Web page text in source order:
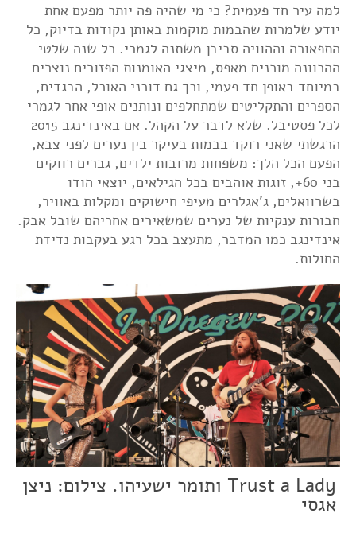
למה עיר חד פעמית? כי מי שהיה פה יותר מפעם אחת
יודע שלמרות שהבמות מוקמות באותן נקודות בדיוק, כל
התפאורה וההוויה סביבן משתנה לגמרי. כל שנה שלטי
ההכוונה מוכנים מאפס, מיצגי האומנות הפזורים נוצרים
במיוחד באופן חד פעמי, וכך גם דוכני האוכל, הבגדים,
הספרים והתקליטים שמתחלפים ונותנים אופי אחר לגמרי
לכל פסטיבל. שלא לדבר על הקהל. אם באינדינגב 2015
הרגשתי שאני רוקד בבמות בעיקר בין נערים לפני צבא,
הפעם הכל הלך: משפחות מרובות ילדים, גברים רווקים
בני 60+, זוגות אוהבים בכל הגילאים, יוצאי הודו
בשרוואלים, ג'אגלרים מעיפי חישוקים ומקלות באוויר,
חבורות ענקיות של נערים שמשאירים אחריהם שובל אבק.
אינדינגב כמו המדבר, מתעצב בכל רגע בעקבות נדידת
החולות.
Trust a Lady ותומר ישעיהו. צילום: ניצן
אגסי